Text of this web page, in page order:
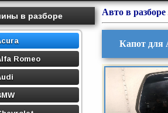
в разборе
Romeo
Авто в разборе
Капот для